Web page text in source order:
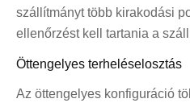
szállítmányt több kirakodási
ellenőrzést kell tartania a
Öttengelyes terheléselosztás
Az öttengelyes konfiguráció